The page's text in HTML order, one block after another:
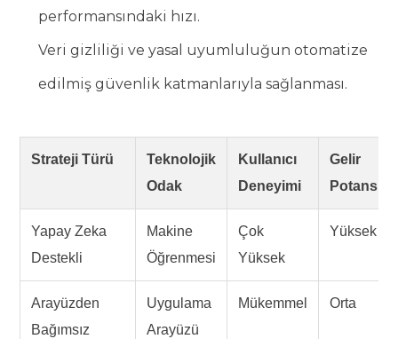
performansındaki hızı.
Veri gizliliği ve yasal uyumluluğun otomatize
edilmiş güvenlik katmanlarıyla sağlanması.
Strateji Türü
Teknolojik
Odak
Kullanıcı
Deneyimi
Gelir
Yapay Zeka
Destekli
Makine
Öğrenmesi
Çok
Yüksek
Yüksek
Arayüzden
Bağımsız
Uygulama
Arayüzü
Mükemmel Orta